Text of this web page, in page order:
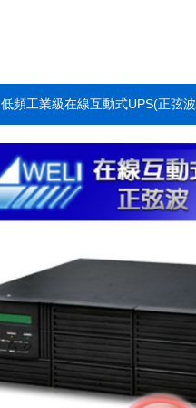
低頻工業級在線互動式UPS(正弦波